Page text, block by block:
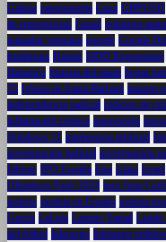
Galicia gastronomía Gaza GBPUSD
de emergencias Gmail gobierno
goleador veterano google Google
hambruna Hamás HDD Regenerator
flamenco historia del islam hogar
35 Iglesia de Santa Bárbara imagen
independencia judicial indicios de
inflamación crónica innovación
Windows 11 inteligencia artificial
investigación judicial investigación
Iphone IPO España Irán islam Israel
Olímpicos París 2024 juez Juan
justicia justicia en España justicia
García LaLiga Lamine Yamal
del fútbol liderazgo liderazgo político